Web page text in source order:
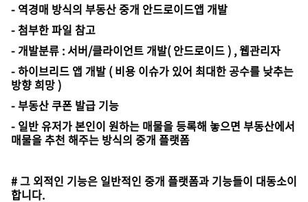
- 역경매 방식의 부동산 중개 안드로이드앱 개발
- 첨부한 파일 참고
- 개발분류 : 서버/클라이언트 개발( 안드로이드 ) , 웹관리자
- 하이브리드 앱 개발 ( 비용 이슈가 있어 최대한 공수를 낮추는
방향 희망 )
- 부동산 쿠폰 발급 기능
- 일반 유저가 본인이 원하는 매물을 등록해 놓으면 부동산에서
매물을 추천 해주는 방식의 중개 플랫폼
# 그 외적인 기능은 일반적인 중개 플랫폼과 기능들이 대동소이
합니다.